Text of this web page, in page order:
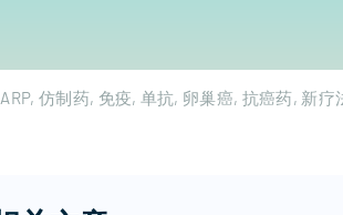
仿制药 免疫 单抗 卵巢癌 抗癌药 新疗